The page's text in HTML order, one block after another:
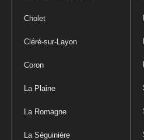
Cholet
Cléré-sur-Layon
Coron
La Plaine
La Romagne
La Séguinière